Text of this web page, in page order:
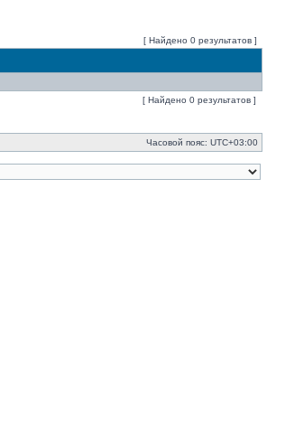
[ Найдено 0 результатов ]
[ Найдено 0 результатов ]
Часовой пояс: UTC+03:00